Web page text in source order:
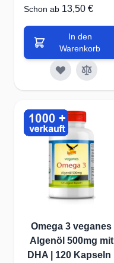
Schon ab 13,50 €
In den
Warenkorb
Omega 3 veganes
Algenöl 500mg mit
DHA | 120 Kapseln |